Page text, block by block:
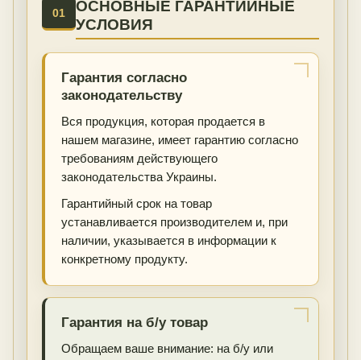
01
ОСНОВНЫЕ ГАРАНТИЙНЫЕ
УСЛОВИЯ
Гарантия согласно
законодательству
Вся продукция, которая продается в
нашем магазине, имеет гарантию согласно
требованиям действующего
законодательства Украины.
Гарантийный срок на товар
устанавливается производителем и, при
наличии, указывается в информации к
конкретному продукту.
Гарантия на б/у товар
Обращаем ваше внимание: на б/у или